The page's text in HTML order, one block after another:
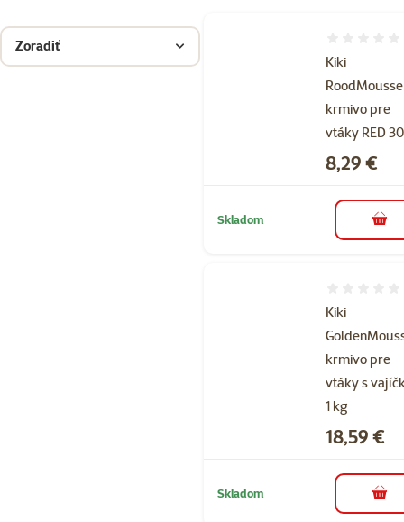
Zoradiť
Kiki
RoodMousse
krmivo pre
vtáky RED
Cena
8,29 €
Skladom do
Kiki
krmivo pre
vtáky s
1 kg
Cena
18,59 €
Skladom do